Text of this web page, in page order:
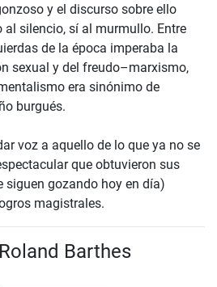
y el discurso sobre ello
al silencio, sí al murmullo. Entre
de la época imperaba la
sexual y del freudo–marxismo,
era sinónimo de
burgués.
voz a aquello de lo que ya no se
que obtuvieron sus
siguen gozando hoy en día)
magistrales.
Barthes